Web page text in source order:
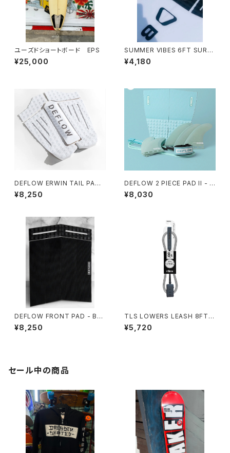
ユーズドショートボード EPS
¥25,000
SUMMER VIBES 6FT SURF
BOARD LEASH - BLACK
¥4,180
DEFLOW ERWIN TAIL PAD
WHITE/デフロー デッキパッ
ド スペイン フランス
¥8,250
DEFLOW 2 PIECE PAD II - M
INT デフローデッキパット サー
フィン
¥8,030
DEFLOW FRONT PAD - BLA
CK/デフロー フロントパット
6ピース 3mm
¥8,250
TLS LOWERS LEASH 8FT｜
直径6mm
¥5,720
セール中の商品